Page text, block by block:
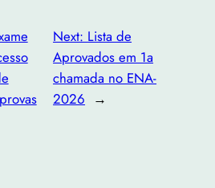
Next: Lista de
Aprovados em 1a
chamada no ENA-
2026 →